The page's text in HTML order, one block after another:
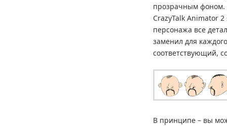
прозрачным фоном.
CrazyTalk Animator 2
персонажа все
заменил для
соответствующий,
В принципе – вы